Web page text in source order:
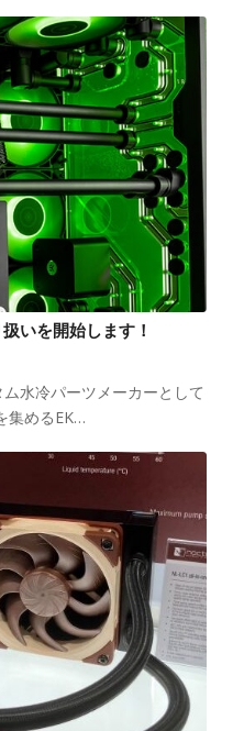
いを開始します！
水冷パーツメーカーとして
集めるEK…